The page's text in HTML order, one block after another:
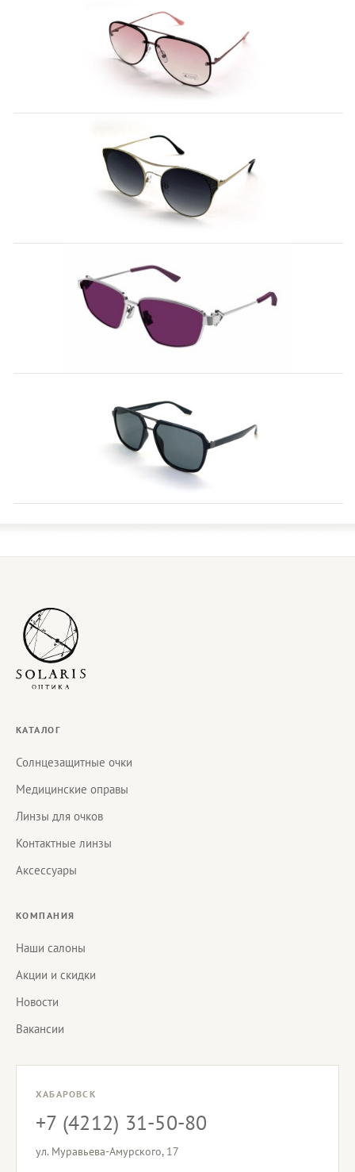
КАТАЛОГ
Солнцезащитные очки
Медицинские оправы
Линзы для очков
Контактные линзы
Аксессуары
КОМПАНИЯ
Наши салоны
Акции и скидки
Новости
Вакансии
ХАБАРОВСК
+7 (4212) 31-50-80
ул. Муравьева-Амурского, 17